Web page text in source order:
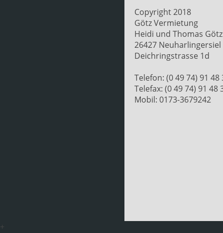
Copyright 2018
Götz Vermietung
Heidi und Thomas Götz
26427 Neuharlingersiel
Deichringstrasse 1d
Telefon: (0 49 74) 91 48
Telefax: (0 49 74) 91 48
Mobil: 0173-3679242
+